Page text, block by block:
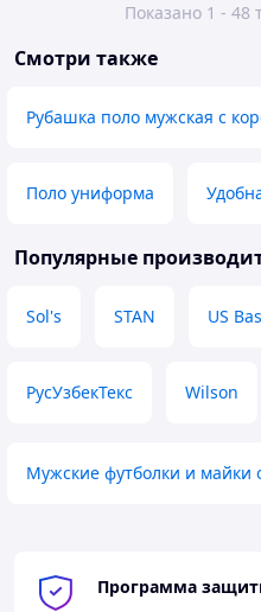
Показано 1 - 48
Смотри также
Рубашка поло мужская с
Поло униформа
Популярные
Sol's STAN US
РусУзбекТекс Wilson
Мужские футболки и майки
Программа